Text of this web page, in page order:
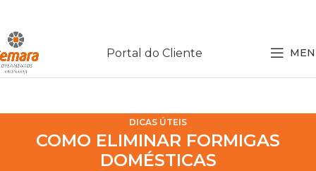
Portal do Cliente
DICAS ÚTEIS
COMO ELIMINAR FORMIGAS
DOMÉSTICAS